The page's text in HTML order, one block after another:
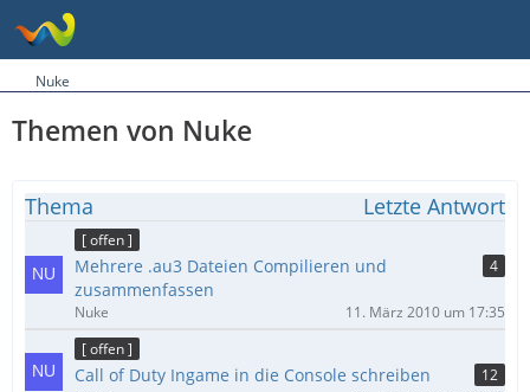
Nuke
Themen von Nuke
Thema Letzte Antwort
[ offen ]
Mehrere .au3 Dateien Compilieren und
zusammenfassen
4
Nuke
11. März 2010 um 17:35
[ offen ]
Call of Duty Ingame in die Console schreiben
12